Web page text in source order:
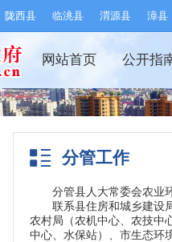
陇西县 临洮县 渭源县 漳县
网站首页 公开指
分管工作
分管县人大常委会农业
联系县住房和城乡建设
农村局（农机中心、农技中
中心、水保站）、市生态环